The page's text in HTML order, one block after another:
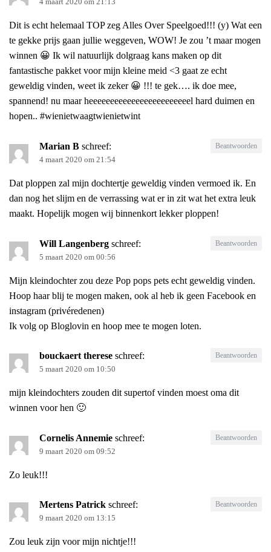
Dit is echt helemaal TOP zeg Alles Over Speelgoed!!! (y) Wat een
te gekke prijs gaan jullie weggeven, WOW! Je zou ’t maar mogen
winnen 😀 Ik wil natuurlijk dolgraag kans maken op dit
fantastische pakket voor mijn kleine meid <3 gaat ze echt
geweldig vinden, weet ik zeker 😀 !!! te gek…. ik doe mee,
spannend! nu maar heeeeeeeeeeeeeeeeeeeeeeeel hard duimen en
hopen.. #wienietwaagtwienietwint
Marian B schreef:
4 maart 2020 om 21:54
Dat ploppen zal mijn dochtertje geweldig vinden vermoed ik. En
dan nog het slijm en de verrassing wat er in zit wat het extra leuk
maakt. Hopelijk mogen wij binnenkort lekker ploppen!
Beantwoorden
Will Langenberg schreef:
5 maart 2020 om 00:56
Mijn kleindochter zou deze Pop pops pets echt geweldig vinden.
Hoop haar blij te mogen maken, ook al heb ik geen Facebook en
instagram (privéredenen)
Ik volg op Bloglovin en hoop mee te mogen loten.
Beantwoorden
bouckaert therese schreef:
5 maart 2020 om 10:50
mijn kleindochters zouden dit supertof vinden moest oma dit
winnen voor hen 🙂
Beantwoorden
Cornelis Annemie schreef:
9 maart 2020 om 09:52
Zo leuk!!!
Beantwoorden
Mertens Patrick schreef:
9 maart 2020 om 13:15
Zou leuk zijn voor mijn nichtje!!!
Beantwoorden